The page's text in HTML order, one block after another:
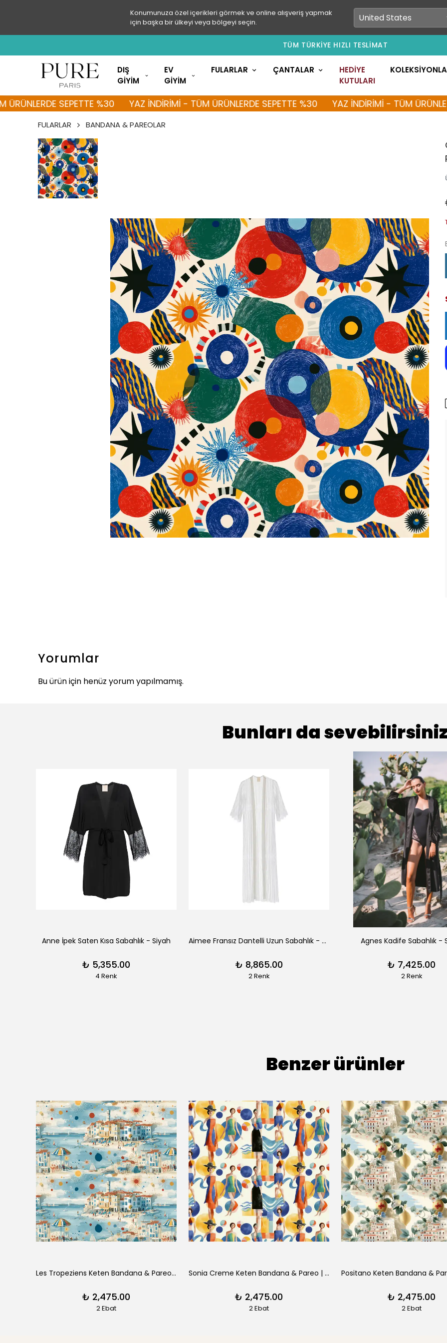
Konumunuza özel içerikleri görmek ve online alışveriş yapmak
için başka bir ülkeyi veya bölgeyi seçin.
TÜM TÜRKİYE HIZLI TESLİMAT
DIŞ
GİYİM
EV
GİYİM
FULARLAR ÇANTALAR
HEDİYE
KUTULARI
SEPETTE %30 YAZ İNDİRİMİ - TÜM ÜRÜNLERDE SEPETTE %30 YAZ İNDİRİMİ - TÜM ÜRÜNLERDE
FULARLAR BANDANA & PAREOLAR
Yorumlar
Bu ürün için henüz yorum yapılmamış.
Bunları da
Anne İpek Saten Kısa Sabahlık - Siyah
₺ 5,355.00
4 Renk
Aimee Fransız Dantelli Uzun Sabahlık - Siyah
₺ 8,865.00
2 Renk
Agnes Kadife Sabahlık -
₺ 7,425.00
2 Renk
Benzer ürünler
Les Tropeziens Keten Bandana & Pareo | Pure Paris
₺ 2,475.00
2 Ebat
Sonia Creme Keten Bandana & Pareo | Pure Paris
₺ 2,475.00
2 Ebat
₺ 2,475.00
2 Ebat